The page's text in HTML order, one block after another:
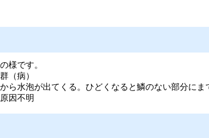
様です。
（病）
ら水泡が出てくる。ひどくなると鱗のない部分にま
因不明